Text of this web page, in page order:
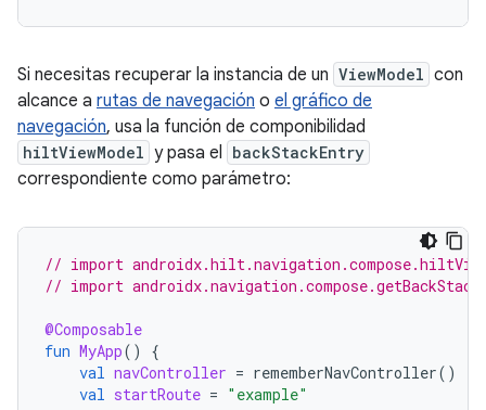
Si necesitas recuperar la instancia de un ViewModel con
alcance a rutas de navegación o el gráfico de
navegación, usa la función de componibilidad
hiltViewModel y pasa el backStackEntry
correspondiente como parámetro:
// import
// import
@Composable
fun MyApp()
{
val navController = rememberNavController()
val startRoute = "example"